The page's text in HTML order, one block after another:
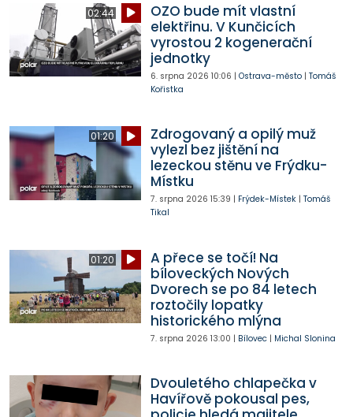
02:44
OZO bude mít vlastní
elektřinu. V Kunčicích
vyrostou 2 kogenerační
jednotky
6. srpna 2026 10:06 | Ostrava-město| Tomáš
Kořistka
01:20
Zdrogovaný a opilý muž
vylezl bez jištění na
lezeckou stěnu ve Frýdku-
Místku
7. srpna 2026 15:39 | Frýdek-Místek| Tomáš
Tikal
01:20
A přece se točí! Na
bíloveckých Nových
Dvorech se po 84 letech
roztočily lopatky
historického mlýna
7. srpna 2026 13:00 | Bílovec| Michal Slonina
Dvouletého chlapečka v
Havířově pokousal pes,